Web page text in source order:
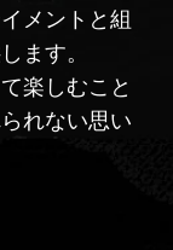
メントと組
ます。
楽しむこと
れない思い